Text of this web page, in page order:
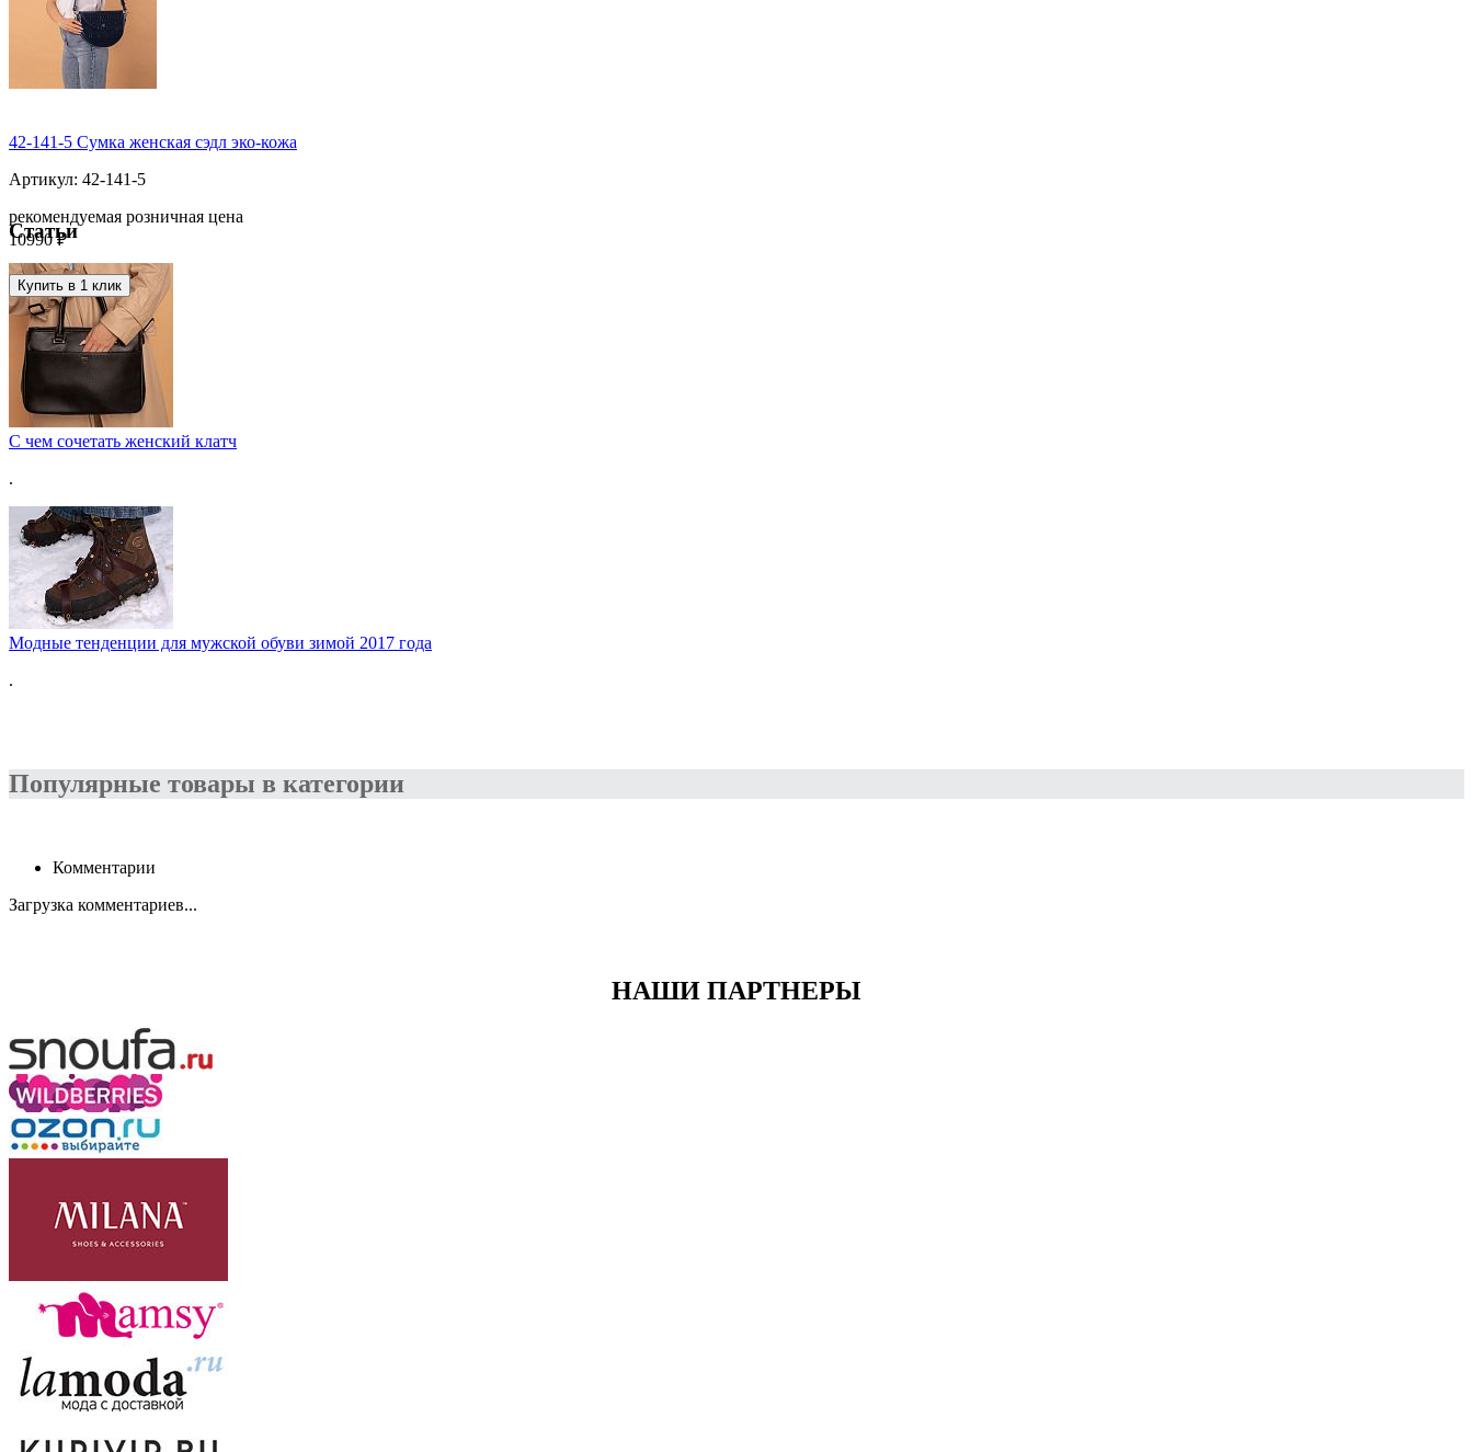
42-141-5 Сумка женская сэдл эко-кожа
Артикул: 42-141-5
рекомендуемая розничная цена
10990 ₽
Купить в 1 клик
Статьи
С чем сочетать женский клатч
.
Модные тенденции для мужской обуви зимой 2017 года
.
Популярные товары в категории
Комментарии
Загрузка комментариев...
НАШИ ПАРТНЕРЫ